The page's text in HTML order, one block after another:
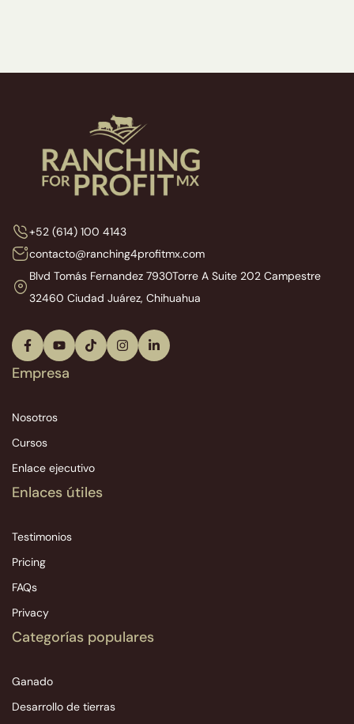
+52 (614) 100 4143
contacto@ranching4profitmx.com
Blvd Tomás Fernandez 7930Torre A Suite 202 Campestre
32460 Ciudad Juárez, Chihuahua
Empresa
Nosotros
Cursos
Enlace ejecutivo
Enlaces útiles
Testimonios
Pricing
FAQs
Privacy
Categorías populares
Ganado
Desarrollo de tierras